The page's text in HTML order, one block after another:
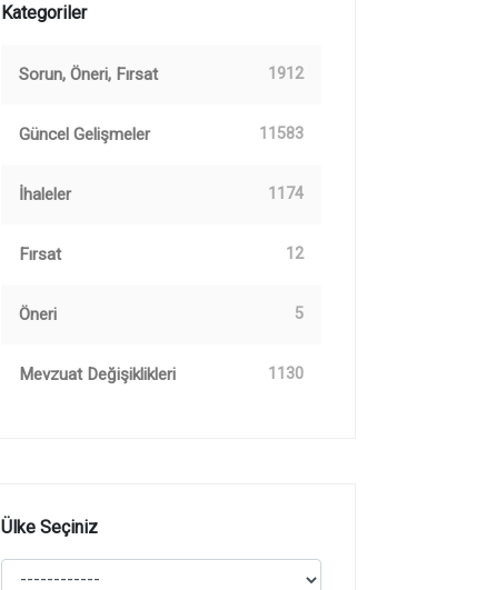
Kategoriler
Sorun, Öneri, Fırsat 1912
Güncel Gelişmeler 11583
İhaleler 1174
Fırsat 12
Öneri 5
Mevzuat Değişiklikleri 1130
Ülke Seçiniz